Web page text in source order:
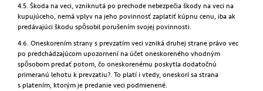
4.5. Škoda na veci, vzniknutá po prechode nebezpečia škody na veci na
kupujúceho, nemá vplyv na jeho povinnosť zaplatiť kúpnu cenu, iba ak
predávajúci škodu spôsobil porušením svojej povinnosti.
4.6. Oneskorením strany s prevzatím veci vzniká druhej strane právo vec
po predchádzajúcom upozornení na účet oneskoreného vhodným
spôsobom predať potom, čo oneskorenému poskytla dodatočnú
primeranú lehotu k prevzatiu?. To platí i vtedy, oneskorí sa strana
s platením, ktorým je predanie veci podmienené.